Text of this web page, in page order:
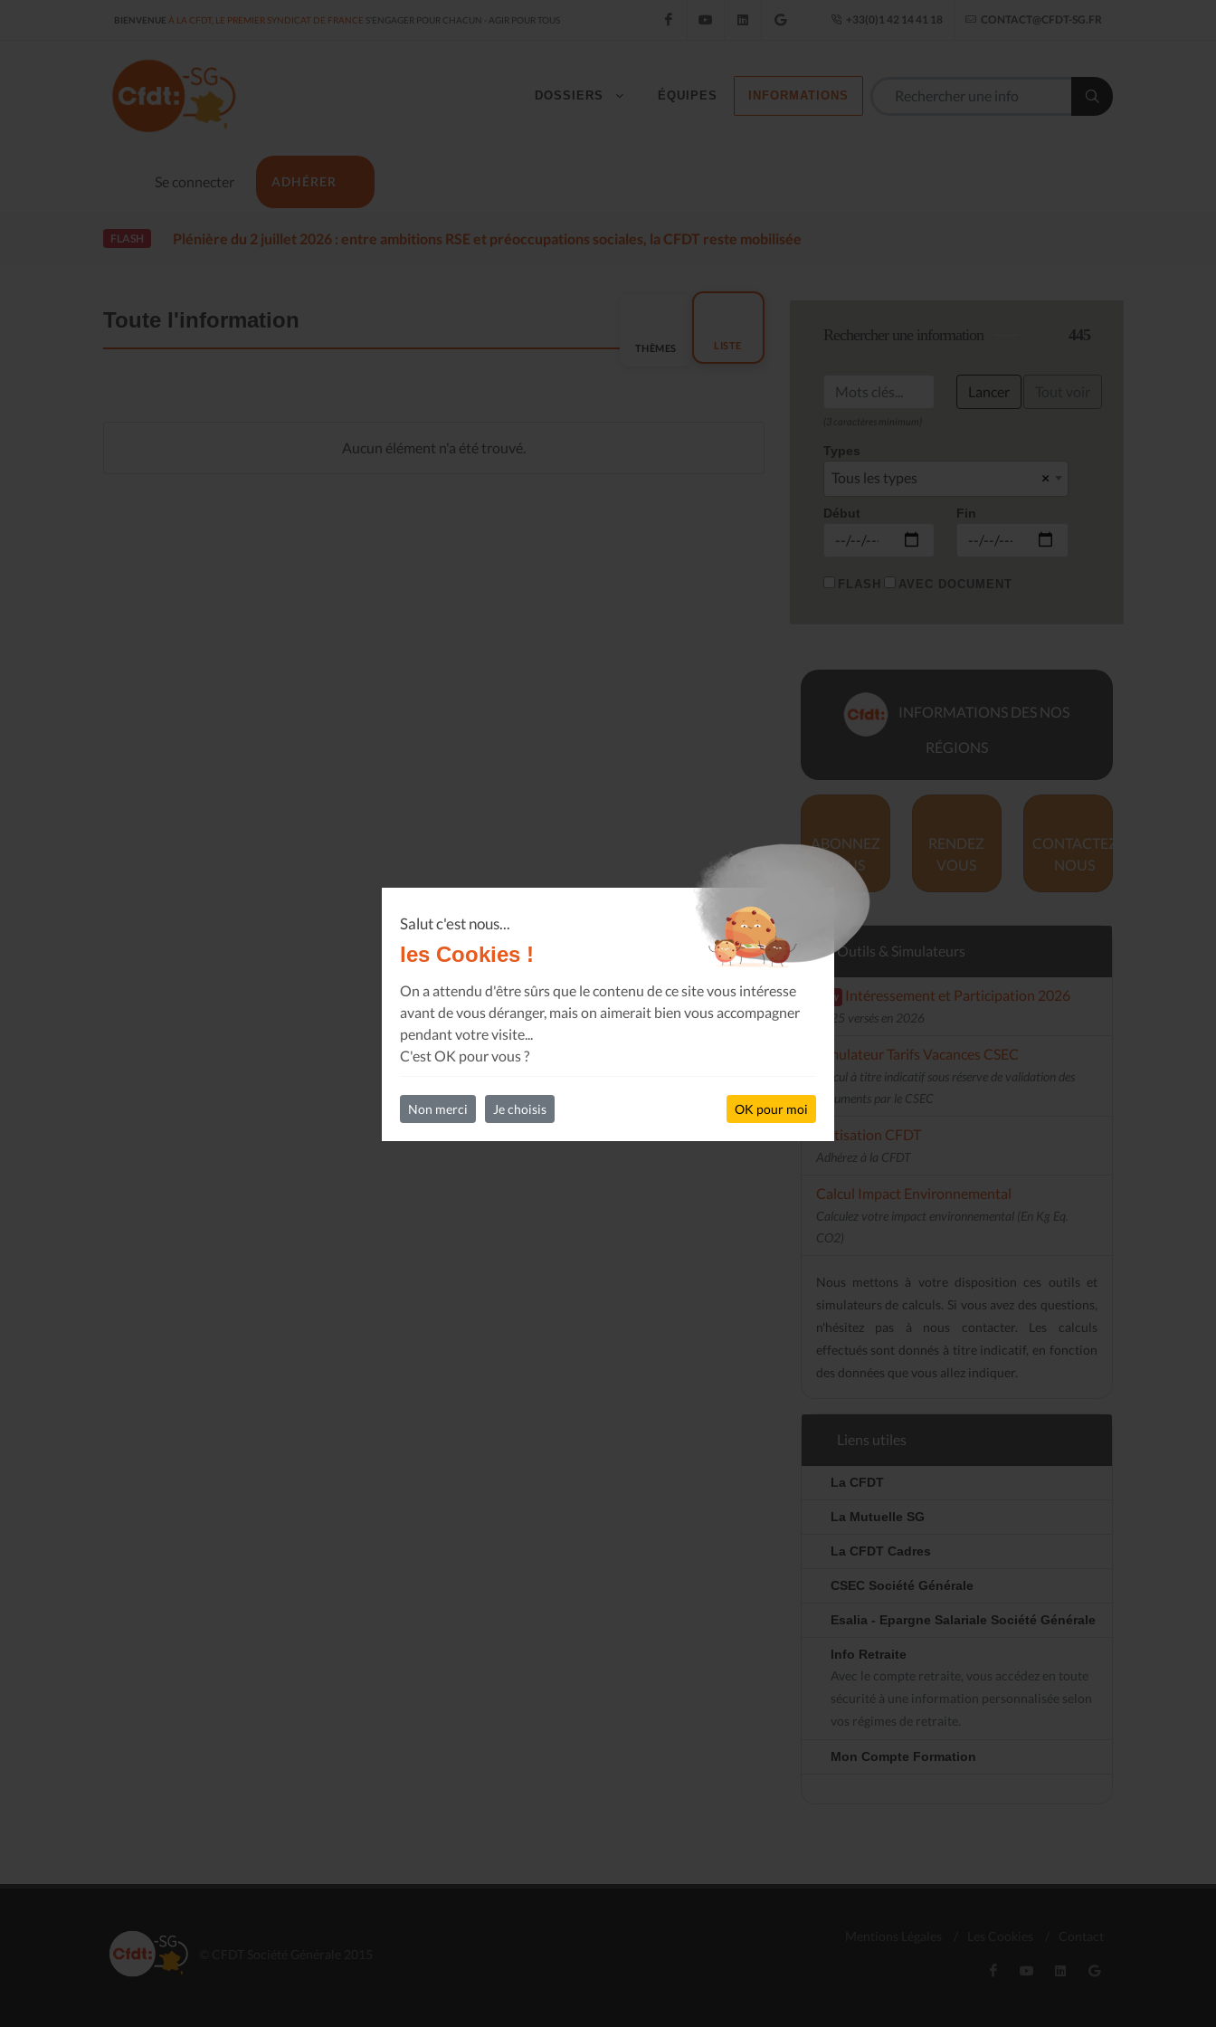
Salut c'est nous...
les Cookies !
On a attendu d'être sûrs que le contenu de ce site vous intéresse
avant de vous déranger, mais on aimerait bien vous accompagner
pendant votre visite...
C'est OK pour vous ?
Non merci Je choisis OK pour moi
BIENVENUE À LA CFDT, LE PREMIER SYNDICAT DE FRANCE S'ENGAGER POUR CHACUN - AGIR POUR TOUS FacebookYouTube LinkedIn Google Établissement
+33(0)1 42 14 41 18 CONTACT@CFDT-SG.FR
Se connecter ADHÉRER
DOSSIERS ÉQUIPES INFORMATIONS
FLASH Plénière du 2 juillet 2026 : entre ambitions RSE et préoccupations sociales, la CFDT reste mobilisée
Toute l'information
THÈMES LISTE
Aucun élément n'a été trouvé.
Rechercher une information 445
Lancer
Types
×
Tous les types
Début Fin
FLASH AVEC DOCUMENT
INFORMATIONS DES NOS
RÉGIONS
ABONNEZ
VOUS
RENDEZ
VOUS
CONTACTEZ
NOUS
Outils & Simulateurs
new Intéressement et Participation 2026
2025 versés en 2026
Simulateur Tarifs Vacances CSEC
Calcul à titre indicatif sous réserve de validation des
documents par le CSEC
Cotisation CFDT
Adhérez à la CFDT
Calcul Impact Environnemental
Calculez votre impact environnemental (En Kg Eq.
CO2)
Nous mettons à votre disposition ces outils et
simulateurs de calculs. Si vous avez des questions,
n'hésitez pas à nous contacter. Les calculs
effectués sont donnés à titre indicatif, en fonction
des données que vous allez indiquer.
Liens utiles
La CFDT
La Mutuelle SG
La CFDT Cadres
CSEC Société Générale
Esalia - Epargne Salariale Société Générale
Info Retraite
Avec le compte retraite, vous accédez en toute
sécurité à une information personnalisée selon
vos régimes de retraite.
Mon Compte Formation